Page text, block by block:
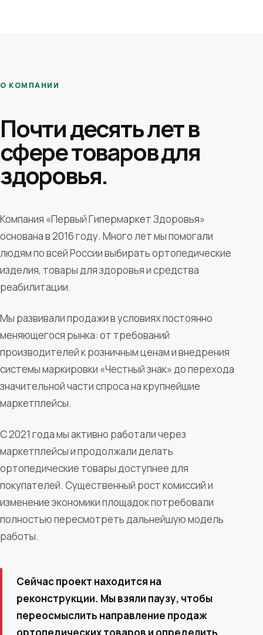
О КОМПАНИИ
Почти десять лет в
сфере товаров для
здоровья.
Компания «Первый Гипермаркет Здоровья»
основана в 2016 году. Много лет мы помогали
людям по всей России выбирать ортопедические
изделия, товары для здоровья и средства
реабилитации.
Мы развивали продажи в условиях постоянно
меняющегося рынка: от требований
производителей к розничным ценам и внедрения
системы маркировки «Честный знак» до перехода
значительной части спроса на крупнейшие
маркетплейсы.
С 2021 года мы активно работали через
маркетплейсы и продолжали делать
ортопедические товары доступнее для
покупателей. Существенный рост комиссий и
изменение экономики площадок потребовали
полностью пересмотреть дальнейшую модель
работы.
Сейчас проект находится на
реконструкции. Мы взяли паузу, чтобы
переосмыслить направление продаж